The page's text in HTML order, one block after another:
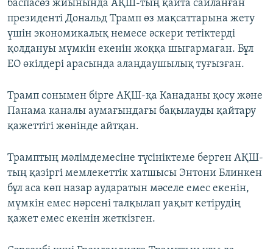
баспасөз жиынында АҚШ-тың қайта сайланған
президенті Дональд Трамп өз мақсаттарына жету
үшін экономикалық немесе әскери тетіктерді
қолдануы мүмкін екенін жоққа шығармаған. Бұл
ЕО өкілдері арасында алаңдаушылық туғызған.
Трамп сонымен бірге АҚШ-қа Канаданы қосу және
Панама каналы аумағындағы бақылауды қайтару
қажеттігі жөнінде айтқан.
Трамптың мәлімдемесіне түсініктеме берген АҚШ-
тың қазіргі мемлекеттік хатшысы Энтони Блинкен
бұл аса көп назар аударатын мәселе емес екенін,
мүмкін емес нәрсені талқылап уақыт кетірудің
қажет емес екенін жеткізген.